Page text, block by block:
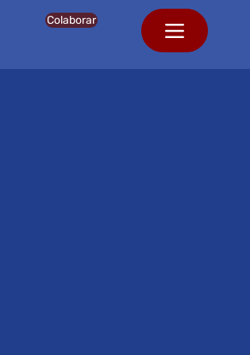
Colaborar